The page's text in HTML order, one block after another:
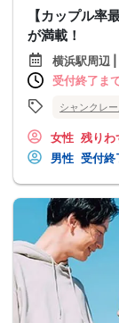
【カップル率
が満載！
横浜駅周辺
受付終了ま
シャンクレ
女性 残りわ
男性 受付終